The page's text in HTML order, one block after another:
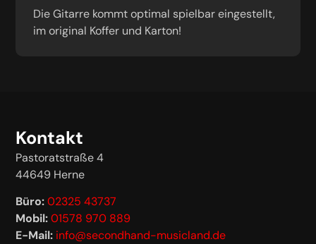
Die Gitarre kommt optimal spielbar eingestellt,
im original Koffer und Karton!
Kontakt
Pastoratstraße 4
44649 Herne
Büro: 02325 43737
Mobil: 01578 970 889
E-Mail: info@secondhand-musicland.de